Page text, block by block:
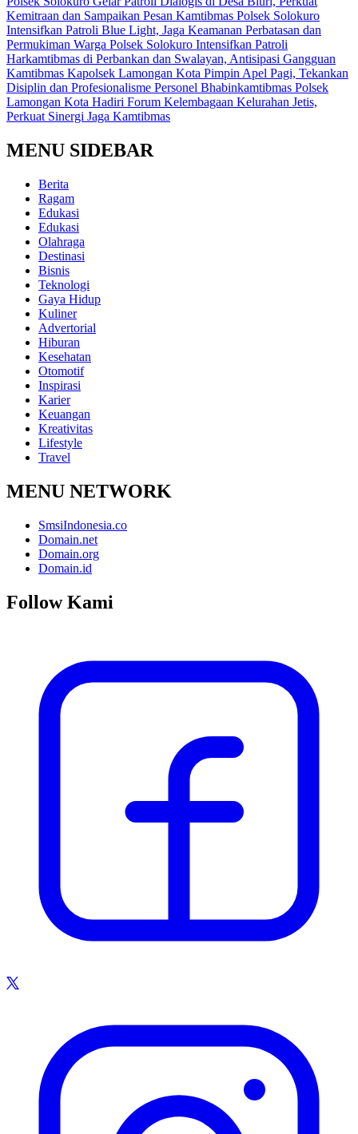
Kemitraan dan Sampaikan Pesan Kamtibmas Polsek Solokuro
Intensifkan Patroli Blue Light, Jaga Keamanan Perbatasan dan
Permukiman Warga Polsek Solokuro Intensifkan Patroli
Harkamtibmas di Perbankan dan Swalayan, Antisipasi Gangguan
Kamtibmas Kapolsek Lamongan Kota Pimpin Apel Pagi, Tekankan
Disiplin dan Profesionalisme Personel Bhabinkamtibmas Polsek
Lamongan Kota Hadiri Forum Kelembagaan Kelurahan Jetis,
Perkuat Sinergi Jaga Kamtibmas
MENU SIDEBAR
Berita
Ragam
Edukasi
Edukasi
Olahraga
Destinasi
Bisnis
Teknologi
Gaya Hidup
Kuliner
Advertorial
Hiburan
Kesehatan
Otomotif
Inspirasi
Karier
Keuangan
Kreativitas
Lifestyle
Travel
MENU NETWORK
SmsiIndonesia.co
Domain.net
Domain.org
Domain.id
Follow Kami